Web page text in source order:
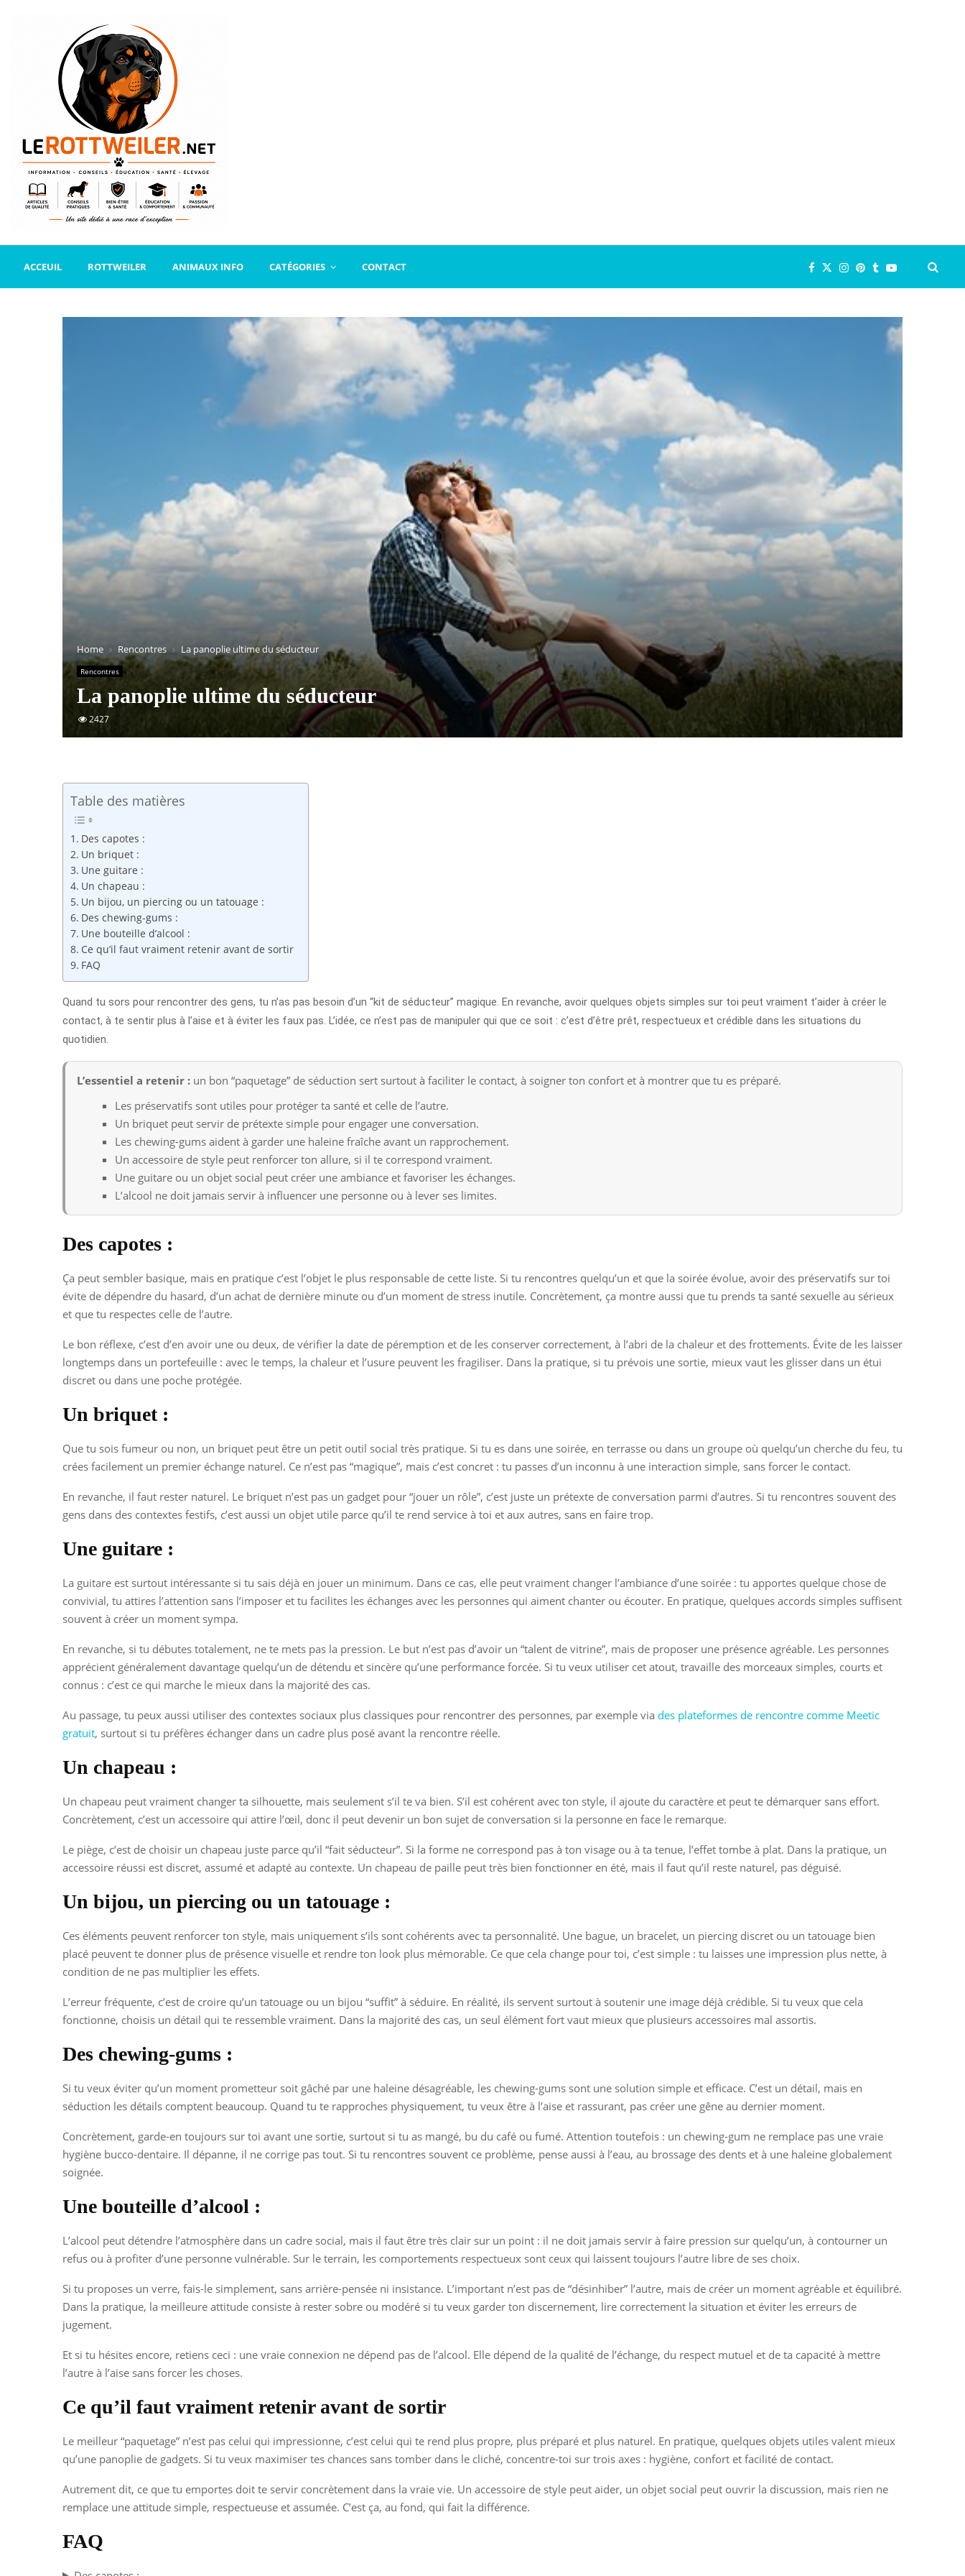
ACCEUIL ROTTWEILER ANIMAUX INFO CATÉGORIES CONTACT
Home Rencontres La panoplie ultime du séducteur
Rencontres
La panoplie ultime du séducteur
2427
Table des matières
Des capotes :
Un briquet :
Une guitare :
Un chapeau :
Un bijou, un piercing ou un tatouage :
Des chewing-gums :
Une bouteille d’alcool :
Ce qu’il faut vraiment retenir avant de sortir
FAQ
Quand tu sors pour rencontrer des gens, tu n’as pas besoin d’un “kit de séducteur” magique. En revanche, avoir quelques objets simples sur toi peut vraiment t’aider à créer le
contact, à te sentir plus à l’aise et à éviter les faux pas. L’idée, ce n’est pas de manipuler qui que ce soit : c’est d’être prêt, respectueux et crédible dans les situations du
quotidien.
L’essentiel a retenir : un bon “paquetage” de séduction sert surtout à faciliter le contact, à soigner ton confort et à montrer que tu es préparé.
Les préservatifs sont utiles pour protéger ta santé et celle de l’autre.
Un briquet peut servir de prétexte simple pour engager une conversation.
Les chewing-gums aident à garder une haleine fraîche avant un rapprochement.
Un accessoire de style peut renforcer ton allure, si il te correspond vraiment.
Une guitare ou un objet social peut créer une ambiance et favoriser les échanges.
L’alcool ne doit jamais servir à influencer une personne ou à lever ses limites.
Des capotes :
Ça peut sembler basique, mais en pratique c’est l’objet le plus responsable de cette liste. Si tu rencontres quelqu’un et que la soirée évolue, avoir des préservatifs sur toi
évite de dépendre du hasard, d’un achat de dernière minute ou d’un moment de stress inutile. Concrètement, ça montre aussi que tu prends ta santé sexuelle au sérieux
et que tu respectes celle de l’autre.
Le bon réflexe, c’est d’en avoir une ou deux, de vérifier la date de péremption et de les conserver correctement, à l’abri de la chaleur et des frottements. Évite de les laisser
longtemps dans un portefeuille : avec le temps, la chaleur et l’usure peuvent les fragiliser. Dans la pratique, si tu prévois une sortie, mieux vaut les glisser dans un étui
discret ou dans une poche protégée.
Un briquet :
Que tu sois fumeur ou non, un briquet peut être un petit outil social très pratique. Si tu es dans une soirée, en terrasse ou dans un groupe où quelqu’un cherche du feu, tu
crées facilement un premier échange naturel. Ce n’est pas “magique”, mais c’est concret : tu passes d’un inconnu à une interaction simple, sans forcer le contact.
En revanche, il faut rester naturel. Le briquet n’est pas un gadget pour “jouer un rôle”, c’est juste un prétexte de conversation parmi d’autres. Si tu rencontres souvent des
gens dans des contextes festifs, c’est aussi un objet utile parce qu’il te rend service à toi et aux autres, sans en faire trop.
Une guitare :
La guitare est surtout intéressante si tu sais déjà en jouer un minimum. Dans ce cas, elle peut vraiment changer l’ambiance d’une soirée : tu apportes quelque chose de
convivial, tu attires l’attention sans l’imposer et tu facilites les échanges avec les personnes qui aiment chanter ou écouter. En pratique, quelques accords simples suffisent
souvent à créer un moment sympa.
En revanche, si tu débutes totalement, ne te mets pas la pression. Le but n’est pas d’avoir un “talent de vitrine”, mais de proposer une présence agréable. Les personnes
apprécient généralement davantage quelqu’un de détendu et sincère qu’une performance forcée. Si tu veux utiliser cet atout, travaille des morceaux simples, courts et
connus : c’est ce qui marche le mieux dans la majorité des cas.
Au passage, tu peux aussi utiliser des contextes sociaux plus classiques pour rencontrer des personnes, par exemple via des plateformes de rencontre comme Meetic
gratuit, surtout si tu préfères échanger dans un cadre plus posé avant la rencontre réelle.
Un chapeau :
Un chapeau peut vraiment changer ta silhouette, mais seulement s’il te va bien. S’il est cohérent avec ton style, il ajoute du caractère et peut te démarquer sans effort.
Concrètement, c’est un accessoire qui attire l’œil, donc il peut devenir un bon sujet de conversation si la personne en face le remarque.
Le piège, c’est de choisir un chapeau juste parce qu’il “fait séducteur”. Si la forme ne correspond pas à ton visage ou à ta tenue, l’effet tombe à plat. Dans la pratique, un
accessoire réussi est discret, assumé et adapté au contexte. Un chapeau de paille peut très bien fonctionner en été, mais il faut qu’il reste naturel, pas déguisé.
Un bijou, un piercing ou un tatouage :
Ces éléments peuvent renforcer ton style, mais uniquement s’ils sont cohérents avec ta personnalité. Une bague, un bracelet, un piercing discret ou un tatouage bien
placé peuvent te donner plus de présence visuelle et rendre ton look plus mémorable. Ce que cela change pour toi, c’est simple : tu laisses une impression plus nette, à
condition de ne pas multiplier les effets.
L’erreur fréquente, c’est de croire qu’un tatouage ou un bijou “suffit” à séduire. En réalité, ils servent surtout à soutenir une image déjà crédible. Si tu veux que cela
fonctionne, choisis un détail qui te ressemble vraiment. Dans la majorité des cas, un seul élément fort vaut mieux que plusieurs accessoires mal assortis.
Des chewing-gums :
Si tu veux éviter qu’un moment prometteur soit gâché par une haleine désagréable, les chewing-gums sont une solution simple et efficace. C’est un détail, mais en
séduction les détails comptent beaucoup. Quand tu te rapproches physiquement, tu veux être à l’aise et rassurant, pas créer une gêne au dernier moment.
Concrètement, garde-en toujours sur toi avant une sortie, surtout si tu as mangé, bu du café ou fumé. Attention toutefois : un chewing-gum ne remplace pas une vraie
hygiène bucco-dentaire. Il dépanne, il ne corrige pas tout. Si tu rencontres souvent ce problème, pense aussi à l’eau, au brossage des dents et à une haleine globalement
soignée.
Une bouteille d’alcool :
L’alcool peut détendre l’atmosphère dans un cadre social, mais il faut être très clair sur un point : il ne doit jamais servir à faire pression sur quelqu’un, à contourner un
refus ou à profiter d’une personne vulnérable. Sur le terrain, les comportements respectueux sont ceux qui laissent toujours l’autre libre de ses choix.
Si tu proposes un verre, fais-le simplement, sans arrière-pensée ni insistance. L’important n’est pas de “désinhiber” l’autre, mais de créer un moment agréable et équilibré.
Dans la pratique, la meilleure attitude consiste à rester sobre ou modéré si tu veux garder ton discernement, lire correctement la situation et éviter les erreurs de
jugement.
Et si tu hésites encore, retiens ceci : une vraie connexion ne dépend pas de l’alcool. Elle dépend de la qualité de l’échange, du respect mutuel et de ta capacité à mettre
l’autre à l’aise sans forcer les choses.
Ce qu’il faut vraiment retenir avant de sortir
Le meilleur “paquetage” n’est pas celui qui impressionne, c’est celui qui te rend plus propre, plus préparé et plus naturel. En pratique, quelques objets utiles valent mieux
qu’une panoplie de gadgets. Si tu veux maximiser tes chances sans tomber dans le cliché, concentre-toi sur trois axes : hygiène, confort et facilité de contact.
Autrement dit, ce que tu emportes doit te servir concrètement dans la vraie vie. Un accessoire de style peut aider, un objet social peut ouvrir la discussion, mais rien ne
remplace une attitude simple, respectueuse et assumée. C’est ça, au fond, qui fait la différence.
FAQ